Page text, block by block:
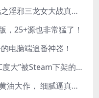
麻豆蹭热度翻拍作品《哪吒之淫邪三龙女大战真阳魔童》 已上线
，25+源也非常猛了！
电脑端追番神器！
《请做coser的主人2》因“C度大”被Steam下架的真人美女互动游戏！
绅士游戏丨全3D次世代的黄油大作， 细腻逼真的双人互动狂想曲！